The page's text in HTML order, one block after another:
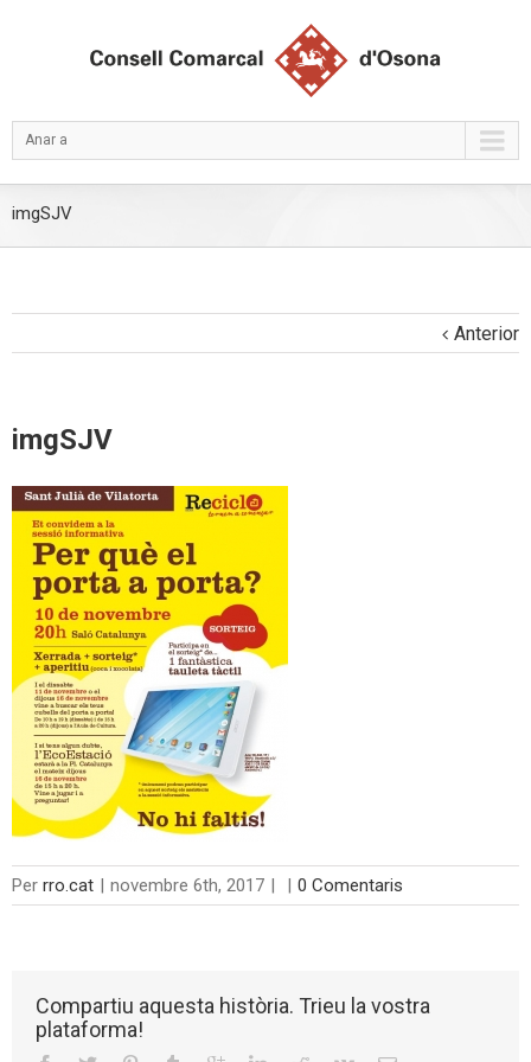
Anar a
imgSJV
Anterior
imgSJV
Per rro.cat | novembre 6th, 2017 | | 0 Comentaris
Compartiu aquesta història. Trieu la vostra
plataforma!